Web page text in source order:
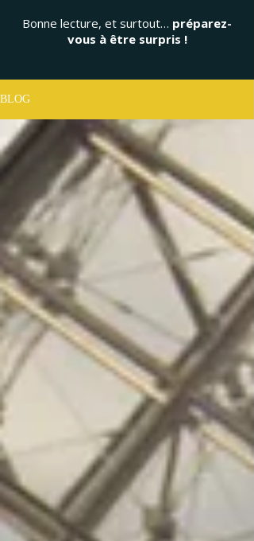
Bonne lecture, et surtout… préparez-
vous à être surpris !
BLOG